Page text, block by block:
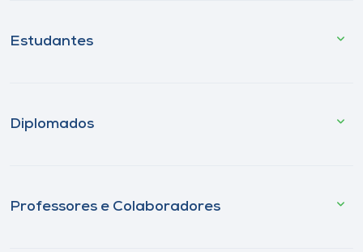
Estudantes
Diplomados
Professores e Colaboradores